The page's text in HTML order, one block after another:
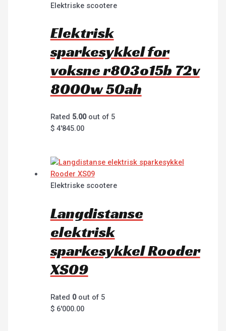
Elektriske scootere
Elektrisk
sparkesykkel for
voksne r803o15b 72v
8000w 50ah
Rated 5.00out of 5
$4'845.00
Elektriske scootere
Langdistanse
elektrisk
sparkesykkel Rooder
XS09
Rated 0out of 5
$6'000.00